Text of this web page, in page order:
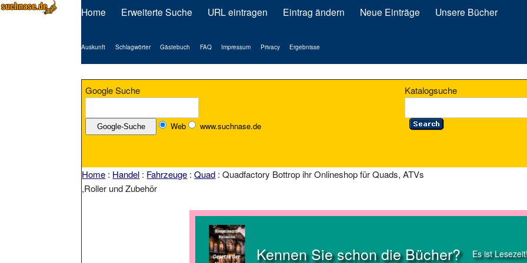
Home Erweiterte Suche URL eintragen Eintrag ändern Neue Einträge Unsere Bücher
Auskunft Schlagwörter Gästebuch FAQ Impressum Privacy Ergebnisse
Google Suche
Web www.suchnase.de
Katalogsuche
Home : Handel : Fahrzeuge :Quad : Quadfactory Bottrop ihr Onlineshop für Quads, ATVs
,Roller und Zubehör
Kennen Sie schon die Bücher? Es ist